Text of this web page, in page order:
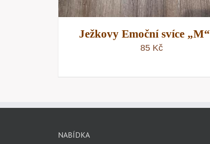
Ježkovy Emoční svíce „M“
85 Kč
NABÍDKA